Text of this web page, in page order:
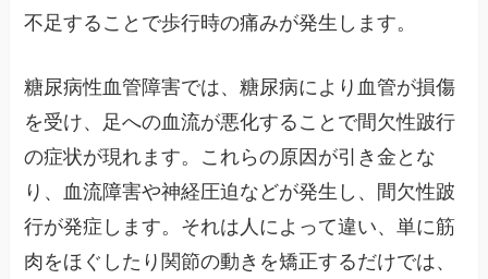
不足することで歩行時の痛みが発生します。
糖尿病性血管障害では、糖尿病により血管が損傷
を受け、足への血流が悪化することで間欠性跛行
の症状が現れます。これらの原因が引き金とな
り、血流障害や神経圧迫などが発生し、間欠性跛
行が発症します。それは人によって違い、単に筋
肉をほぐしたり関節の動きを矯正するだけでは、